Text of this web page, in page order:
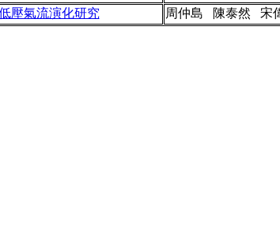
壓氣流演化研究 周仲島 陳泰然 宋